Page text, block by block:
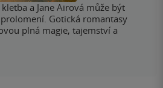
a Jane Airová může být
Gotická romantasy
plná magie, tajemství a